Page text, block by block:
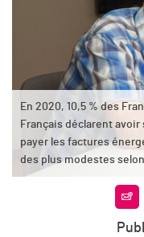
En 2020, 10,5 % des
Français déclarent
payer les factures
des plus modestes selon